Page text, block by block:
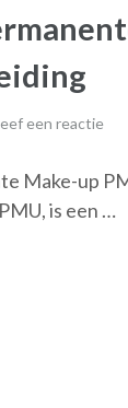
een reactie
Make-up
is een …